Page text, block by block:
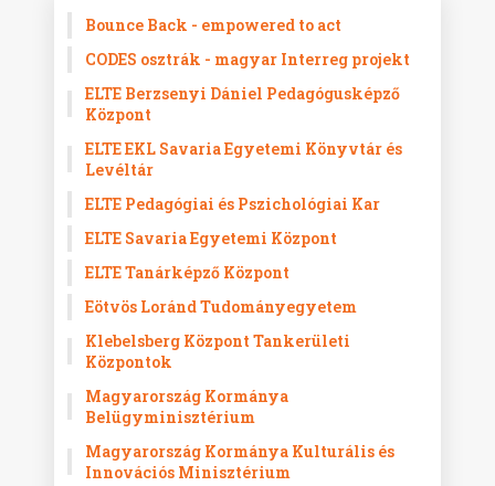
Bounce Back - empowered to act
CODES osztrák - magyar Interreg projekt
ELTE Berzsenyi Dániel Pedagógusképző
Központ
ELTE EKL Savaria Egyetemi Könyvtár és
Levéltár
ELTE Pedagógiai és Pszichológiai Kar
ELTE Savaria Egyetemi Központ
ELTE Tanárképző Központ
Eötvös Loránd Tudományegyetem
Klebelsberg Központ Tankerületi
Központok
Magyarország Kormánya
Belügyminisztérium
Magyarország Kormánya Kulturális és
Innovációs Minisztérium